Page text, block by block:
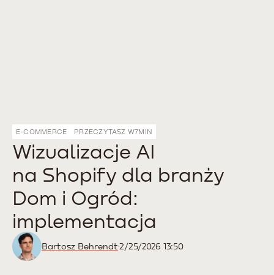
E-COMMERCE PRZECZYTASZ W7MIN
Wizualizacje AI
na Shopify dla branży
Dom i Ogród:
implementacja
Bartosz Behrendt2/25/2026 13:50